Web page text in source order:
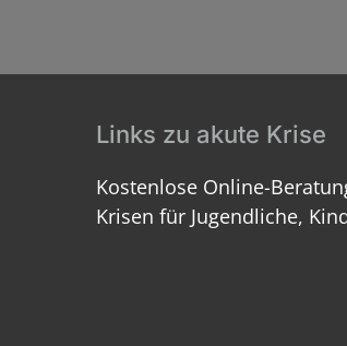
Links zu akute Krise
Kostenlose Online-
Krisen für Jugendliche,